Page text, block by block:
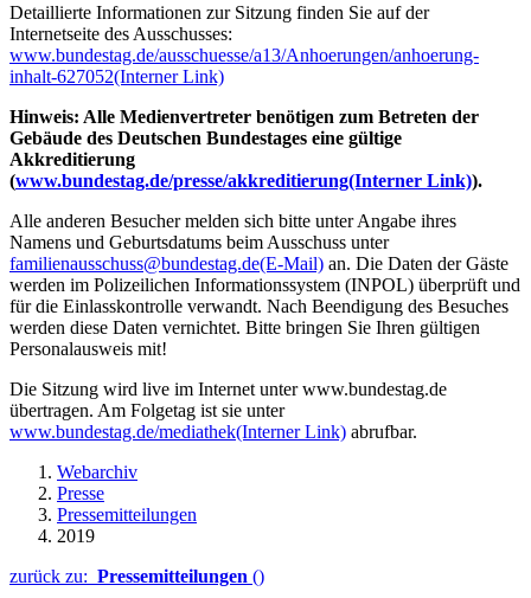
Detaillierte Informationen zur Sitzung finden Sie auf der
Internetseite des Ausschusses:
www.bundestag.de/ausschuesse/a13/Anhoerungen/anhoerung-
inhalt-627052(Interner Link)
Hinweis: Alle Medienvertreter benötigen zum Betreten der
Gebäude des Deutschen Bundestages eine gültige
Akkreditierung
(www.bundestag.de/presse/akkreditierung(Interner Link)).
Alle anderen Besucher melden sich bitte unter Angabe ihres
Namens und Geburtsdatums beim Ausschuss unter
familienausschuss@bundestag.de(E-Mail) an. Die Daten der Gäste
werden im Polizeilichen Informationssystem (INPOL) überprüft und
für die Einlasskontrolle verwandt. Nach Beendigung des Besuches
werden diese Daten vernichtet. Bitte bringen Sie Ihren gültigen
Personalausweis mit!
Die Sitzung wird live im Internet unter www.bundestag.de
übertragen. Am Folgetag ist sie unter
www.bundestag.de/mediathek(Interner Link) abrufbar.
Webarchiv
Presse
Pressemitteilungen
2019
zurück zu: Pressemitteilungen ()